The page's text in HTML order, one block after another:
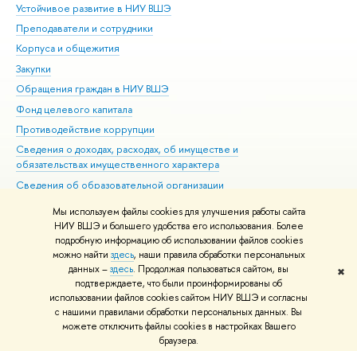
Мы используем файлы cookies для улучшения работы сайта
НИУ ВШЭ и большего удобства его использования. Более
подробную информацию об использовании файлов cookies
можно найти здесь, наши правила обработки персональных
данных –здесь. Продолжая пользоваться сайтом, вы
подтверждаете, что были проинформированы об
использовании файлов cookies сайтом НИУ ВШЭ и согласны
с нашими правилами обработки персональных данных. Вы
можете отключить файлы cookies в настройках Вашего
браузера.
✖
Устойчивое развитие в НИУ ВШЭ
Преподаватели и сотрудники
Корпуса и общежития
Закупки
Обращения граждан в НИУ ВШЭ
Фонд целевого капитала
Противодействие коррупции
Сведения о доходах, расходах, об имуществе и
обязательствах имущественного характера
Сведения об образовательной организации
Людям с ограниченными возможностями здоровья
Единая платежная страница
Работа в Вышке
© НИУ ВШЭ 1993–2026 Адреса и контакты Условия использования
материалов Политика конфиденциальности Карта сайта
Шрифты HSE Sans и HSE Slab разработаны вШколе дизайна НИУ ВШЭ